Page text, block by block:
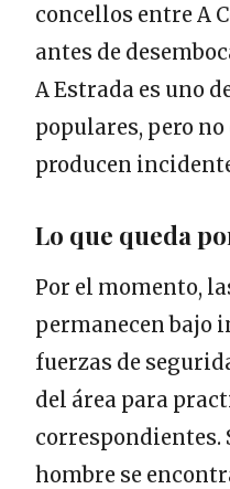
concellos entre A
antes de
A Estrada es uno
populares, pero
producen
Lo que queda
Por el momento,
permanecen bajo
fuerzas de
del área para
correspondientes.
hombre se